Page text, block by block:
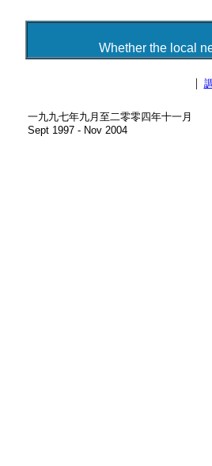
Whether the local
|
一九九七年九月至二零零四年十一月
Sept 1997 - Nov 2004